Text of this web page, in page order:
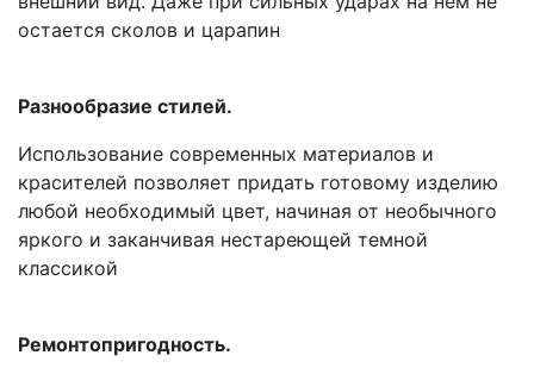
остается сколов и царапин
Разнообразие стилей.
Использование современных материалов и
красителей позволяет придать готовому изделию
любой необходимый цвет, начиная от необычного
яркого и заканчивая нестареющей темной
классикой
Ремонтопригодность.